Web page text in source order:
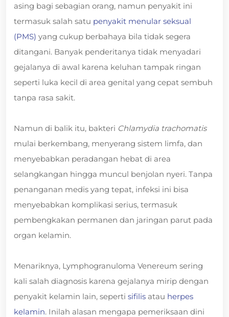
asing bagi sebagian orang, namun penyakit ini
termasuk salah satu penyakit menular seksual
(PMS) yang cukup berbahaya bila tidak segera
ditangani. Banyak penderitanya tidak menyadari
gejalanya di awal karena keluhan tampak ringan
seperti luka kecil di area genital yang cepat sembuh
tanpa rasa sakit.
Namun di balik itu, bakteri Chlamydia trachomatis
mulai berkembang, menyerang sistem limfa, dan
menyebabkan peradangan hebat di area
selangkangan hingga muncul benjolan nyeri. Tanpa
penanganan medis yang tepat, infeksi ini bisa
menyebabkan komplikasi serius, termasuk
pembengkakan permanen dan jaringan parut pada
organ kelamin.
Menariknya, Lymphogranuloma Venereum sering
kali salah diagnosis karena gejalanya mirip dengan
penyakit kelamin lain, seperti sifilis atau herpes
kelamin. Inilah alasan mengapa pemeriksaan dini